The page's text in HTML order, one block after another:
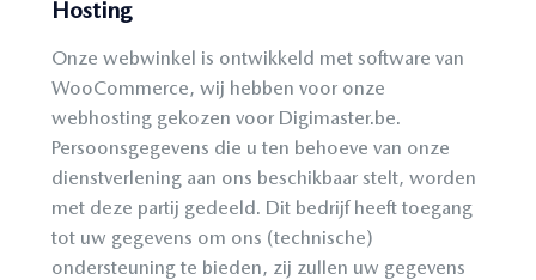
Hosting
Onze webwinkel is ontwikkeld met software van
WooCommerce, wij hebben voor onze
webhosting gekozen voor Digimaster.be.
Persoonsgegevens die u ten behoeve van onze
dienstverlening aan ons beschikbaar stelt, worden
met deze partij gedeeld. Dit bedrijf heeft toegang
tot uw gegevens om ons (technische)
ondersteuning te bieden, zij zullen uw gegevens